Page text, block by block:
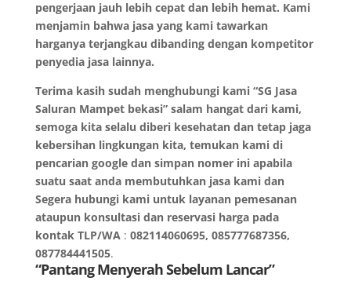
pengerjaan jauh lebih cepat dan lebih hemat. Kami
menjamin bahwa jasa yang kami tawarkan
harganya terjangkau dibanding dengan kompetitor
penyedia jasa lainnya.
Terima kasih sudah menghubungi kami “SG Jasa
Saluran Mampet bekasi” salam hangat dari kami,
semoga kita selalu diberi kesehatan dan tetap jaga
kebersihan lingkungan kita, temukan kami di
pencarian google dan simpan nomer ini apabila
suatu saat anda membutuhkan jasa kami dan
Segera hubungi kami untuk layanan pemesanan
ataupun konsultasi dan reservasi harga pada
kontak TLP/WA : 082114060695, 085777687356,
087784441505.
“Pantang Menyerah Sebelum Lancar”